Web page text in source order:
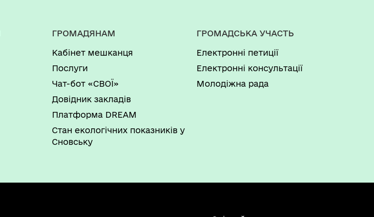
ГРОМАДЯНАМ
Кабінет мешканця
Послуги
Чат-бот «СВОЇ»
Довідник закладів
Платформа DREAM
Стан екологічних показників у
Сновську
ГРОМАДСЬКА УЧАСТЬ
Електронні петиції
Електронні консультації
Молодіжна рада